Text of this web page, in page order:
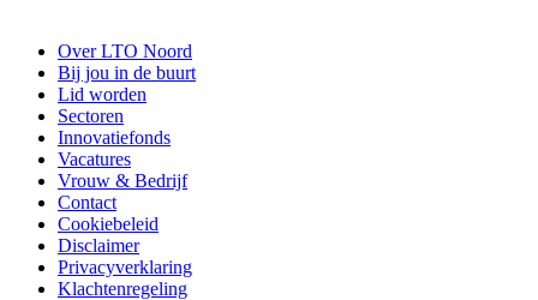
Over LTO Noord
Bij jou in de buurt
Lid worden
Sectoren
Innovatiefonds
Vacatures
Vrouw & Bedrijf
Contact
Cookiebeleid
Disclaimer
Privacyverklaring
Klachtenregeling